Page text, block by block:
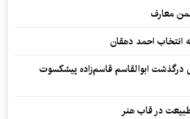
معارف
انتخاب احمد دهقان
درگذشت ابوالقاسم قاسم‌زاده پیشکسوت
در قاب هنر